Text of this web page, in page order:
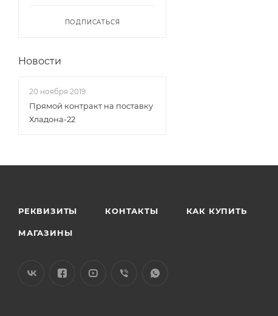
ПОДПИСАТЬСЯ
Новости
20 ноября 2019
Прямой контракт на поставку
Хладона-22
РЕКВИЗИТЫ КОНТАКТЫ КАК КУПИТЬ
МАГАЗИНЫ